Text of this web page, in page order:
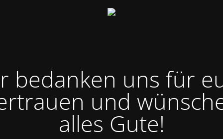
bedanken uns für
und
alles Gute!